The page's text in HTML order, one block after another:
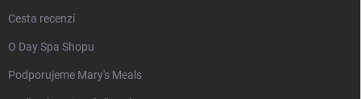
Cesta recenzí
O Day Spa Shopu
Podporujeme Mary's Meals